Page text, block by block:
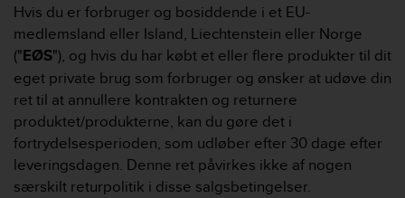
Hvis du er forbruger og bosiddende i et EU-
medlemsland eller Island, Liechtenstein eller Norge
("EØS"), og hvis du har købt et eller flere produkter til dit
eget private brug som forbruger og ønsker at udøve din
ret til at annullere kontrakten og returnere
produktet/produkterne, kan du gøre det i
fortrydelsesperioden, som udløber efter 30 dage efter
leveringsdagen. Denne ret påvirkes ikke af nogen
særskilt returpolitik i disse salgsbetingelser.